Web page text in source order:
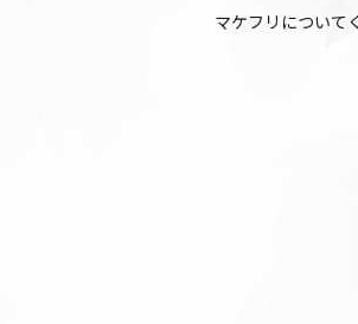
マケフリについて